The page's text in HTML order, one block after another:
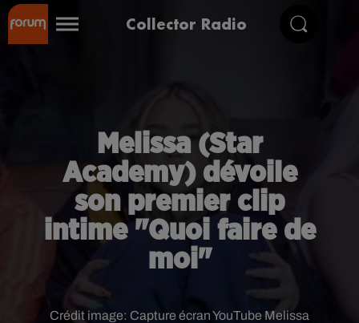
Collector Radio
Melissa (Star
Academy) dévoile
son premier clip
intime "Quoi faire de
moi"
Crédit image: Capture écran YouTube Melissa